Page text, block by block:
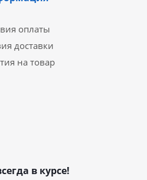
оплаты
доставки
на товар
в курсе!